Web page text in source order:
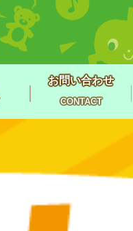
お問い合わせ
CONTACT